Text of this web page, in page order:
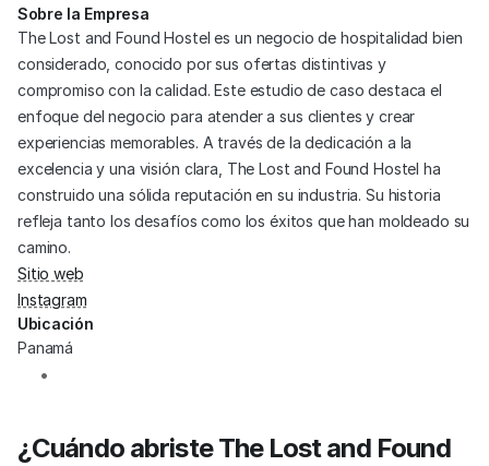
Sobre la Empresa
The Lost and Found Hostel es un negocio de hospitalidad bien
considerado, conocido por sus ofertas distintivas y
compromiso con la calidad. Este estudio de caso destaca el
enfoque del negocio para atender a sus clientes y crear
experiencias memorables. A través de la dedicación a la
excelencia y una visión clara, The Lost and Found Hostel ha
construido una sólida reputación en su industria. Su historia
refleja tanto los desafíos como los éxitos que han moldeado su
camino.
Sitio web
Instagram
Ubicación
Panamá
¿Cuándo abriste The Lost and Found